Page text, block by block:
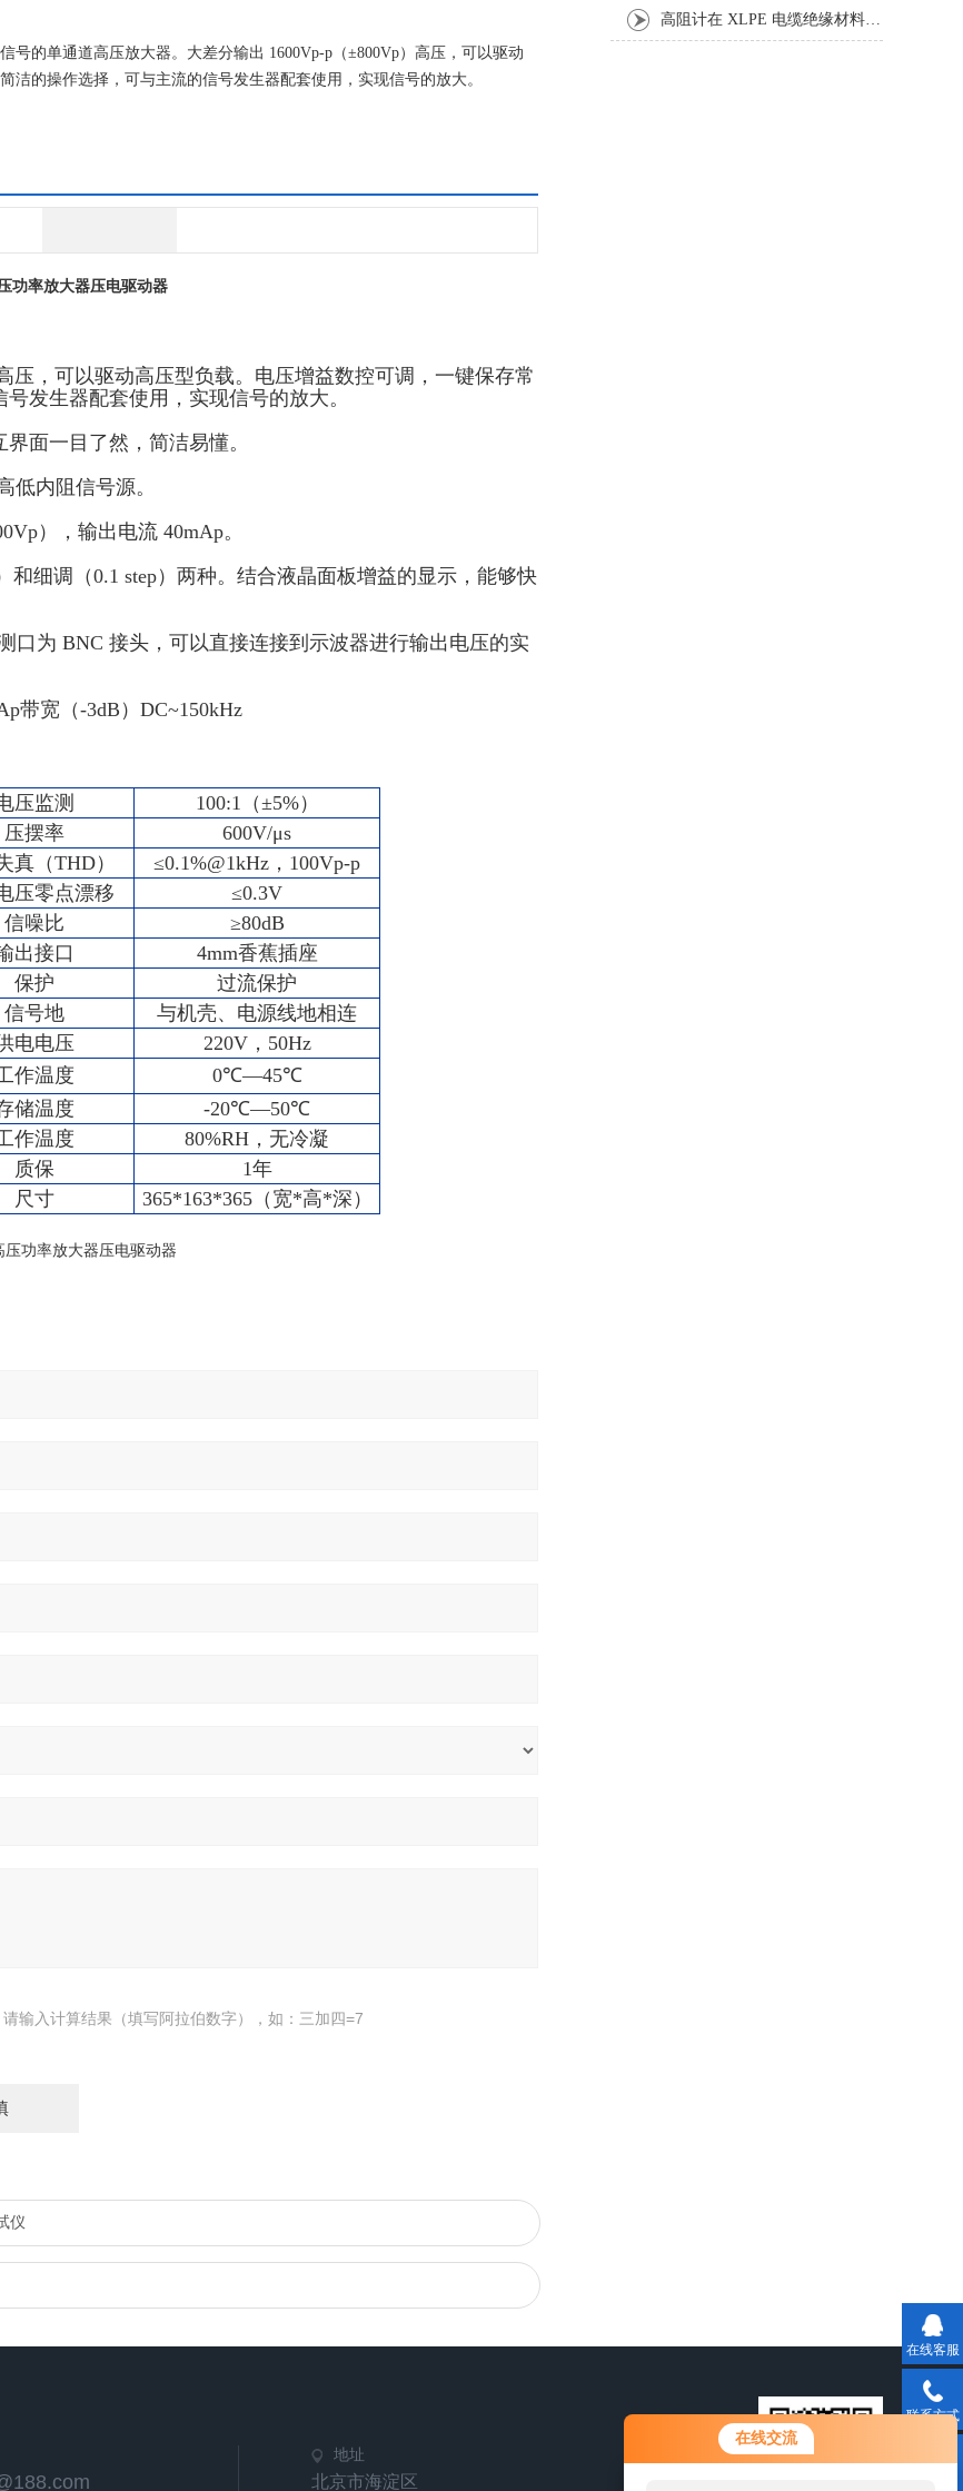
在线交流
的单通道高压放大器。大差分输出 1600Vp-p（±800Vp）高压，可以驱动
的操作选择，可与主流的信号发生器配套使用，实现信号的放大。
功率放大器压电驱动器
压，可以驱动高压型负载。电压增益数控可调，一键保存常
发生器配套使用，实现信号的放大。
面一目了然，简洁易懂。
内阻信号源。
），输出电流 40mAp。
和细调（0.1 step）两种。结合液晶面板增益的显示，能够快
口为 BNC 接头，可以直接连接到示波器进行输出电压的实
带宽（-3dB）DC~150kHz
压监测
100:1（±5%）
压摆率
600V/μs
真（THD）
≤0.1%@1kHz，100Vp-p
压零点漂移
≤0.3V
信噪比
≥80dB
出接口
4mm香蕉插座
保护
过流保护
信号地
与机壳、电源线地相连
电电压
220V，50Hz
作温度
0℃—45℃
储温度
-20℃—50℃
作温度
80%RH，无冷凝
质保
1年
尺寸 365*163*365（宽*高*深）
请输入计算结果（填写阿拉伯数字），如：三加四=7
仪
高阻计在 XLPE 电缆绝缘材料体积与表面电阻率测试中的应用研究
地址
北京市海淀区
在线客服
联系方式